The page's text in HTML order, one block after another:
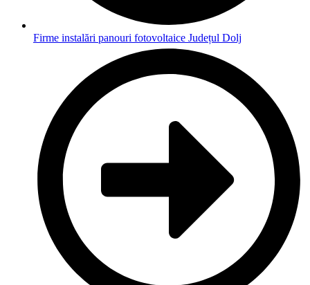
Firme instalări panouri fotovoltaice Județul Dolj